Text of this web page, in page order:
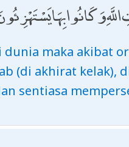
وَكَانُوا بِهَا
dunia maka akibat
(di akhirat kelak),
sentiasa